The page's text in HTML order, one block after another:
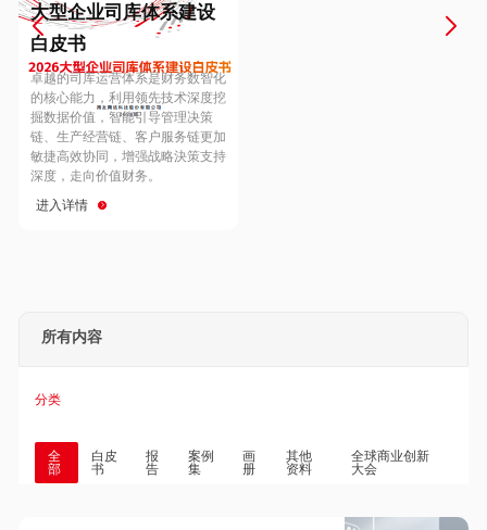
Hungary
Hong Kong
大型企业司库体系建设
白皮书
卓越的司库运营体系是财务数智化
的核心能力，利用领先技术深度挖
掘数据价值，智能引导管理决策
链、生产经营链、客户服务链更加
敏捷高效协同，增强战略決策支持
深度，走向价值财务。
进入详情
所有内容
分类
全
部
白皮
书
报
告
案例
集
画
册
其他
资料
全球商业创新
大会